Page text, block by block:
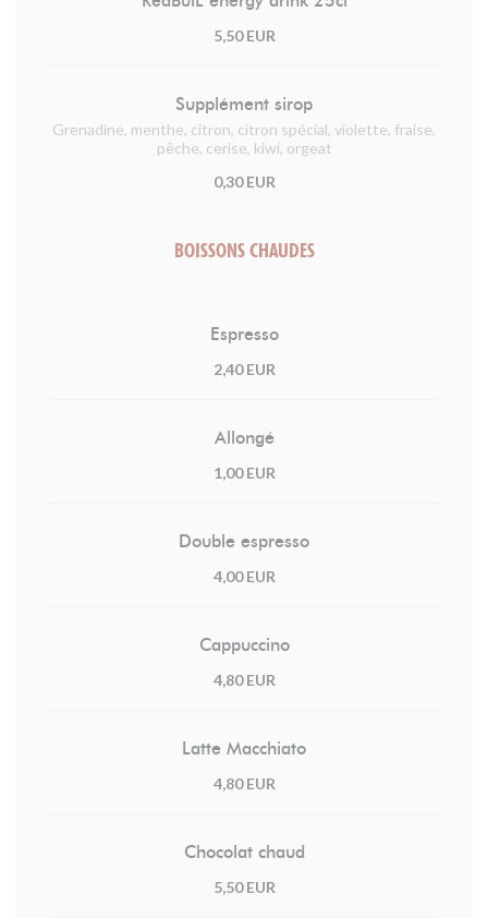
5,50 EUR
Supplément sirop
Grenadine, menthe, citron, citron spécial, violette, fraise,
pêche, cerise, kiwi, orgeat
0,30 EUR
BOISSONS CHAUDES
Espresso
2,40 EUR
Allongé
1,00 EUR
Double espresso
4,00 EUR
Cappuccino
4,80 EUR
Latte Macchiato
4,80 EUR
Chocolat chaud
5,50 EUR